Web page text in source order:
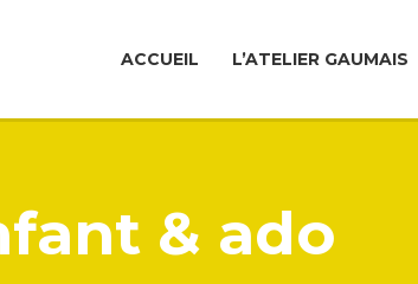
ACCUEIL L’ATELIER GAUMAIS
& ado